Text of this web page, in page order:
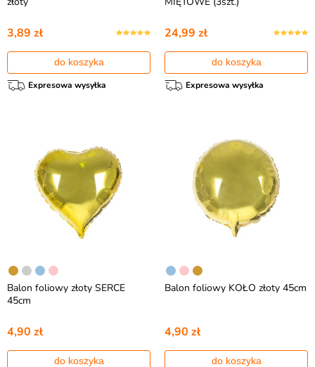
3,89 zł
do koszyka
Expresowa wysyłka
24,99 zł
do koszyka
Expresowa wysyłka
Balon foliowy złoty SERCE
45cm
4,90 zł
do koszyka
Balon foliowy KOŁO złoty 45cm
4,90 zł
do koszyka